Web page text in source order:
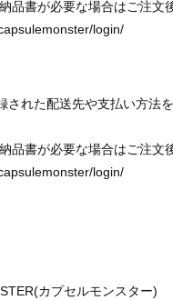
品書が必要な場合はご注文
login/
れた配送先や支払い方法
品書が必要な場合はご注文
login/
カプセルモンスター)